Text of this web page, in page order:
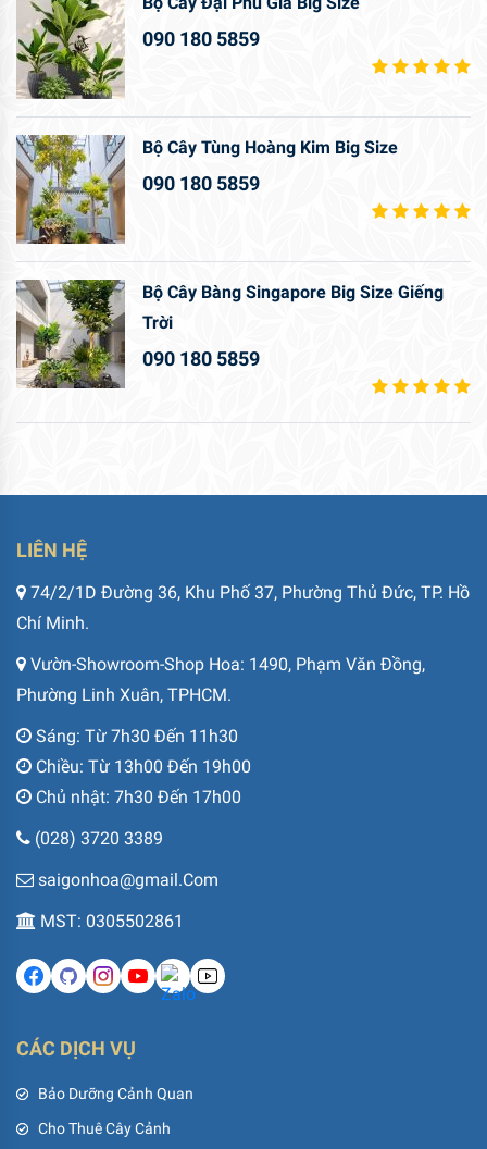
090 180 5859
Bộ Cây Tùng Hoàng Kim Big Size
090 180 5859
Bộ Cây Bàng Singapore Big Size Giếng
Trời
090 180 5859
LIÊN HỆ
74/2/1D Đường 36, Khu Phố 37, Phường Thủ Đức, TP. Hồ
Chí Minh.
Vườn-Showroom-Shop Hoa: 1490, Phạm Văn Đồng,
Phường Linh Xuân, TPHCM.
Sáng: Từ 7h30 Đến 11h30
Chiều: Từ 13h00 Đến 19h00
Chủ nhật: 7h30 Đến 17h00
(028) 3720 3389
saigonhoa@gmail.Com
MST: 0305502861
CÁC DỊCH VỤ
Bảo Dưỡng Cảnh Quan
Cho Thuê Cây Cảnh